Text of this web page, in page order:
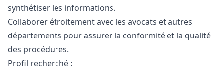
synthétiser les informations.
Collaborer étroitement avec les avocats et autres
départements pour assurer la conformité et la qualité
des procédures.
Profil recherché :